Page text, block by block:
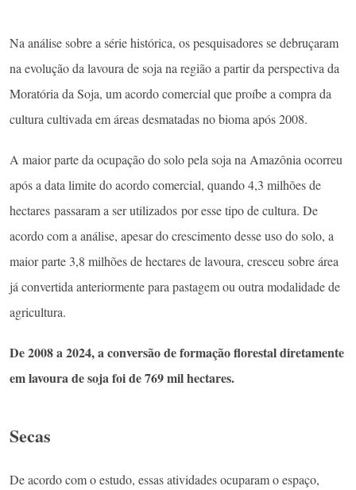
Na análise sobre a série histórica, os pesquisadores se debruçaram
na evolução da lavoura de soja na região a partir da perspectiva da
Moratória da Soja, um acordo comercial que proíbe a compra da
cultura cultivada em áreas desmatadas no bioma após 2008.
A maior parte da ocupação do solo pela soja na Amazônia ocorreu
após a data limite do acordo comercial, quando 4,3 milhões de
hectares passaram a ser utilizados por esse tipo de cultura. De
acordo com a análise, apesar do crescimento desse uso do solo, a
maior parte 3,8 milhões de hectares de lavoura, cresceu sobre área
já convertida anteriormente para pastagem ou outra modalidade de
agricultura.
De 2008 a 2024, a conversão de formação florestal diretamente
em lavoura de soja foi de 769 mil hectares.
Secas
De acordo com o estudo, essas atividades ocuparam o espaço,